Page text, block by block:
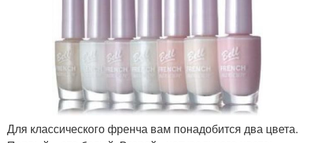
Для классического френча вам понадобится два цвета.